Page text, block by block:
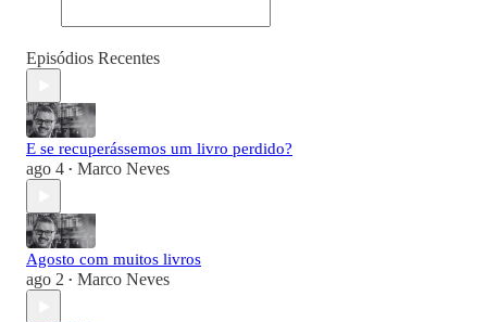
Episódios Recentes
E se recuperássemos um livro perdido?
ago 4 • Marco Neves
Agosto com muitos livros
ago 2 • Marco Neves